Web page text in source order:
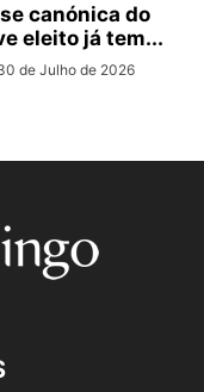
canónica do
eleito já tem...
de Julho de 2026